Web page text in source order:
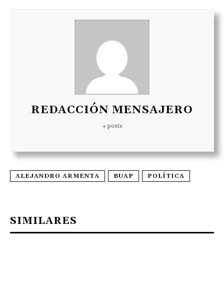
REDACCIÓN MENSAJERO
+ posts
ALEJANDRO ARMENTA BUAP POLÍTICA
SIMILARES